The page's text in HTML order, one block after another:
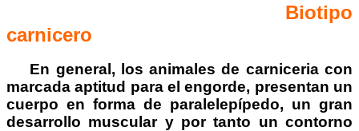
Biotipo
carnicero
En general, los animales de carniceria con
marcada aptitud para el engorde, presentan un
cuerpo en forma de paralelepípedo, un gran
desarrollo muscular y por tanto un contorno